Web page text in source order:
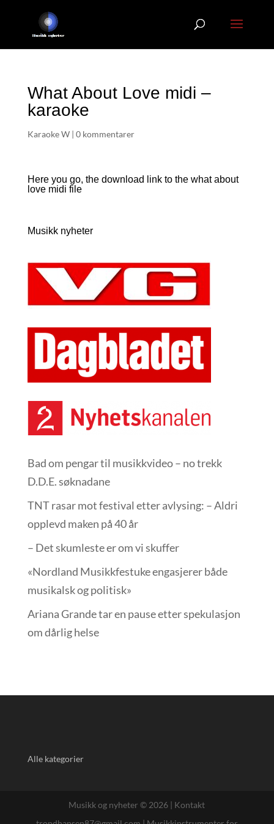
What About Love midi –
karaoke
Karaoke W| 0 kommentarer
Here you go, the download link to the what about
love midi file
Musikk nyheter
Bad om pengar til musikkvideo – no trekk
D.D.E. søknadane
TNT rasar mot festival etter avlysing: – Aldri
opplevd maken på 40 år
– Det skumleste er om vi skuffer
«Nordland Musikkfest­uke engasjerer både
musikalsk og politisk»
Ariana Grande tar en pause etter spekulasjon
om dårlig helse
Alle kategorier
Musikk og nyheter © 2026 | Kontakt